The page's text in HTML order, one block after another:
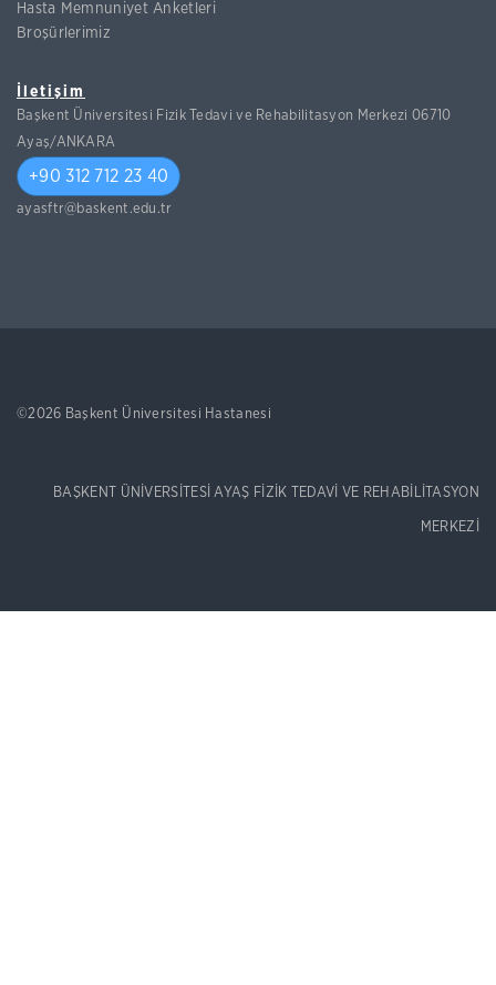
Hasta Memnuniyet Anketleri
Broşürlerimiz
İletişim
Başkent Üniversitesi Fizik Tedavi ve Rehabilitasyon Merkezi 06710
Ayaş/ANKARA
+90 312 712 23 40
ayasftr@baskent.edu.tr
©2026 Başkent Üniversitesi Hastanesi
BAŞKENT ÜNİVERSİTESİ AYAŞ FİZİK TEDAVİ VE REHABİLİTASYON
MERKEZİ